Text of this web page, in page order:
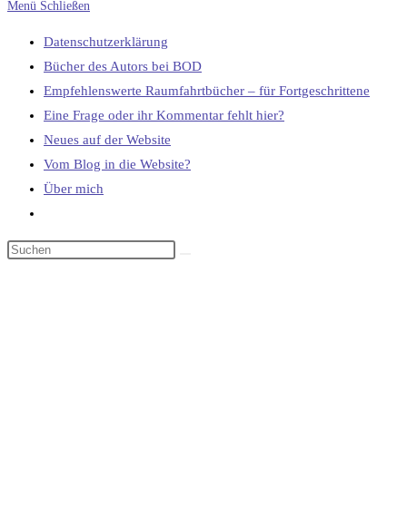
Menü Schließen
Datenschutzerklärung
Bücher des Autors bei BOD
Empfehlenswerte Raumfahrtbücher – für Fortgeschrittene
Eine Frage oder ihr Kommentar fehlt hier?
Neues auf der Website
Vom Blog in die Website?
Über mich
umschalten